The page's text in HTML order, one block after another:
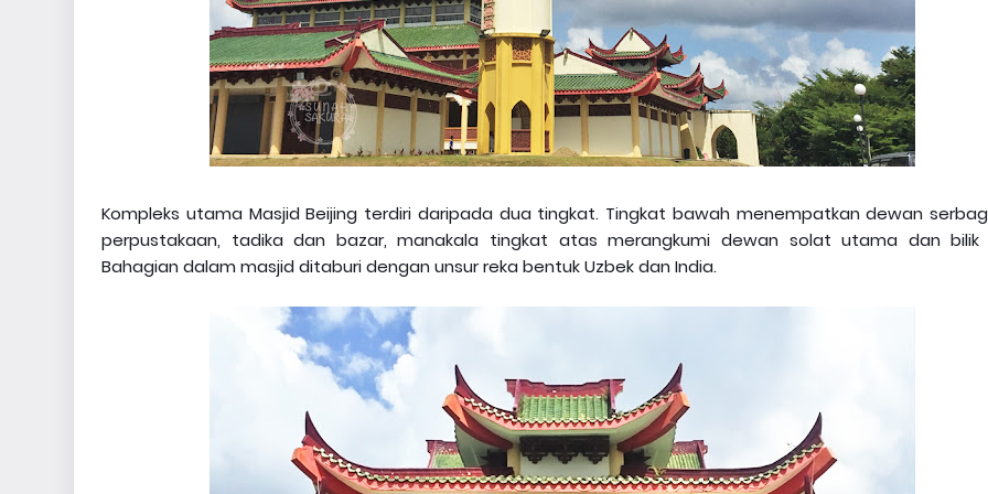
Kompleks utama Masjid Beijing terdiri daripada dua tingkat. Tingkat bawah menempatkan dewan
perpustakaan, tadika dan bazar, manakala tingkat atas merangkumi dewan solat utama dan bilik
Bahagian dalam masjid ditaburi dengan unsur reka bentuk Uzbek dan India.